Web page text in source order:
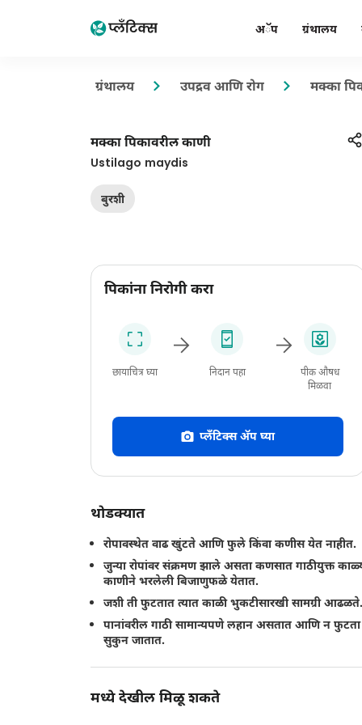
अॅप ग्रंथालय
ग्रंथालय उपद्रव आणि रोग मक्का
मक्का पिकावरील काणी
Ustilago maydis
बुरशी
पिकांना निरोगी करा
छायाचित्र घ्या निदान पहा
पीक औषध
मिळवा
प्लँटिक्स अ‍ॅप घ्या
थोडक्यात
रोपावस्थेत वाढ खुंटते आणि फुले किंवा कणीस येत नाहीत.
जुन्या रोपांवर संक्रमण झाले असता कणसात गाठीयुक्त
काणीने भरलेली बिजाणुफळे येतात.
जशी ती फुटतात त्यात काळी भुकटीसारखी सामग्री आढळते.
पानांवरील गाठी सामान्यपणे लहान असतात आणि न फुटता
सुकुन जातात.
मध्ये देखील मिळू शकते